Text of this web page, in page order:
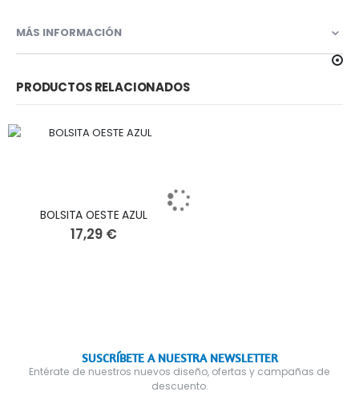
MÁS INFORMACIÓN
PRODUCTOS RELACIONADOS
BOLSITA OESTE AZUL
17,29 €
SUSCRÍBETE A NUESTRA NEWSLETTER
Entérate de nuestros nuevos diseño, ofertas y campañas de
descuento.